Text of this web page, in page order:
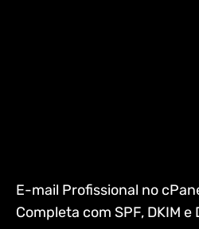
E-mail Profissional no
Completa com SPF, DKIM e